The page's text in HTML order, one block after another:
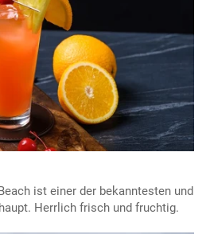
ist einer der bekanntesten und
Herrlich frisch und fruchtig.